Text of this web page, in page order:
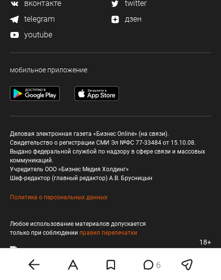
6
вконтакте
twitter
telegram
дзен
youtube
мобильное приложение
Деловая электронная газета «Бизнес Online» (на связи).
Свидетельство о регистрации СМИ Эл №ФС 77-33484 от 15.10.08.
Выдано федеральной службой по надзору в сфере связи и массовых
коммуникаций.
Учредитель ООО «Бизнес Медия Холдинг»
Шеф-редактор (главный редактор) А.В. Брусницын
Политика о персональных данных
Любое использование материалов допускается
только при соблюдении правил перепечатки
18+